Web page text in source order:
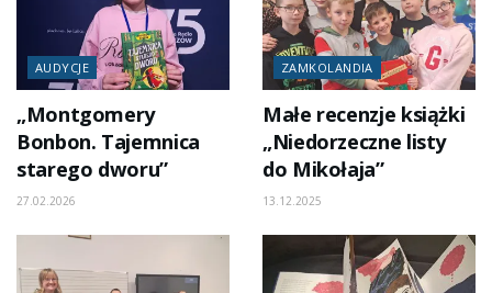
AUDYCJE
„Montgomery
Bonbon. Tajemnica
starego dworu”
27.02.2026
ZAMKOLANDIA
Małe recenzje książki
„Niedorzeczne listy
do Mikołaja”
13.12.2025